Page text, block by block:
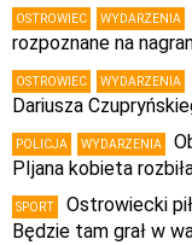
OSTROWIEC WYDARZENIA
rozpoznane na
OSTROWIEC WYDARZENIA
Dariusza
POLICJA WYDARZENIA
PIjana kobieta
SPORT
Ostrowiecki
Będzie tam grał w